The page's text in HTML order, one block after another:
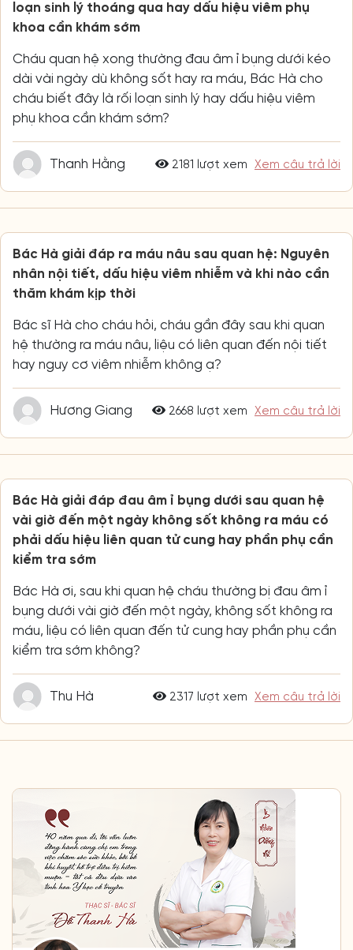
loạn sinh lý thoáng qua hay dấu hiệu viêm phụ
khoa cần khám sớm
Cháu quan hệ xong thường đau âm ỉ bụng dưới kéo
dài vài ngày dù không sốt hay ra máu, Bác Hà cho
cháu biết đây là rối loạn sinh lý hay dấu hiệu viêm
phụ khoa cần khám sớm?
Thanh Hằng 2181 lượt xem Xem câu trả lời
Bác Hà giải đáp ra máu nâu sau quan hệ: Nguyên
nhân nội tiết, dấu hiệu viêm nhiễm và khi nào cần
thăm khám kịp thời
Bác sĩ Hà cho cháu hỏi, cháu gần đây sau khi quan
hệ thường ra máu nâu, liệu có liên quan đến nội tiết
hay nguy cơ viêm nhiễm không ạ?
Hương Giang 2668 lượt xem Xem câu trả lời
Bác Hà giải đáp đau âm ỉ bụng dưới sau quan hệ
vài giờ đến một ngày không sốt không ra máu có
phải dấu hiệu liên quan tử cung hay phần phụ cần
kiểm tra sớm
Bác Hà ơi, sau khi quan hệ cháu thường bị đau âm ỉ
bụng dưới vài giờ đến một ngày, không sốt không ra
máu, liệu có liên quan đến tử cung hay phần phụ cần
kiểm tra sớm không?
Thu Hà 2317 lượt xem Xem câu trả lời